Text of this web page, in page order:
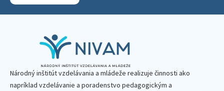
Národný inštitút vzdelávania a mládeže realizuje činnosti ako
napríklad vzdelávanie a poradenstvo pedagogickým a